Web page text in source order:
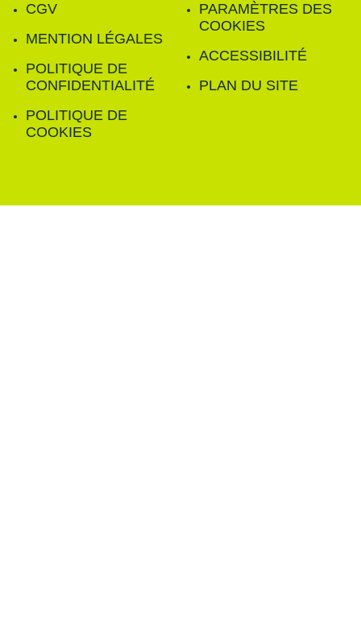
CGV
MENTION LÉGALES
POLITIQUE DE
CONFIDENTIALITÉ
POLITIQUE DE
COOKIES
PARAMÈTRES DES
COOKIES
ACCESSIBILITÉ
PLAN DU SITE